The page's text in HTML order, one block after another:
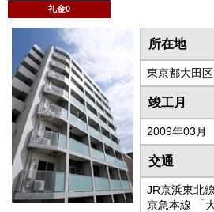
礼金0
所在地
東京都大田
竣工月
2009年03月
交通
JR京浜東北
京急本線 「